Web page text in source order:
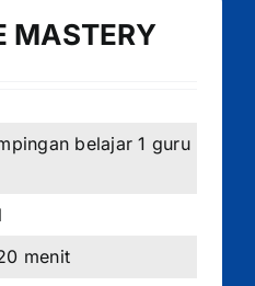
MASTERY
belajar 1 guru
menit